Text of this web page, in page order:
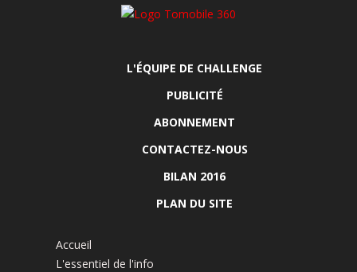
L'ÉQUIPE DE CHALLENGE
PUBLICITÉ
ABONNEMENT
CONTACTEZ-NOUS
BILAN 2016
PLAN DU SITE
Accueil
L'essentiel de l'info